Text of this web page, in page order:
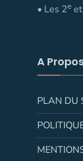
• Les 2e
A
PLAN DU